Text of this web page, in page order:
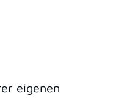
eigenen